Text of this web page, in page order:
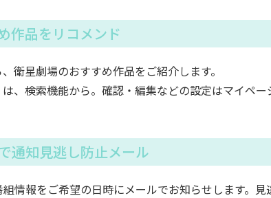
作品をリコメンド
衛星劇場のおすすめ作品をご紹介します。
、検索機能から。確認・編集などの設定はマイペ
通知見逃し防止メール
情報をご希望の日時にメールでお知らせします。